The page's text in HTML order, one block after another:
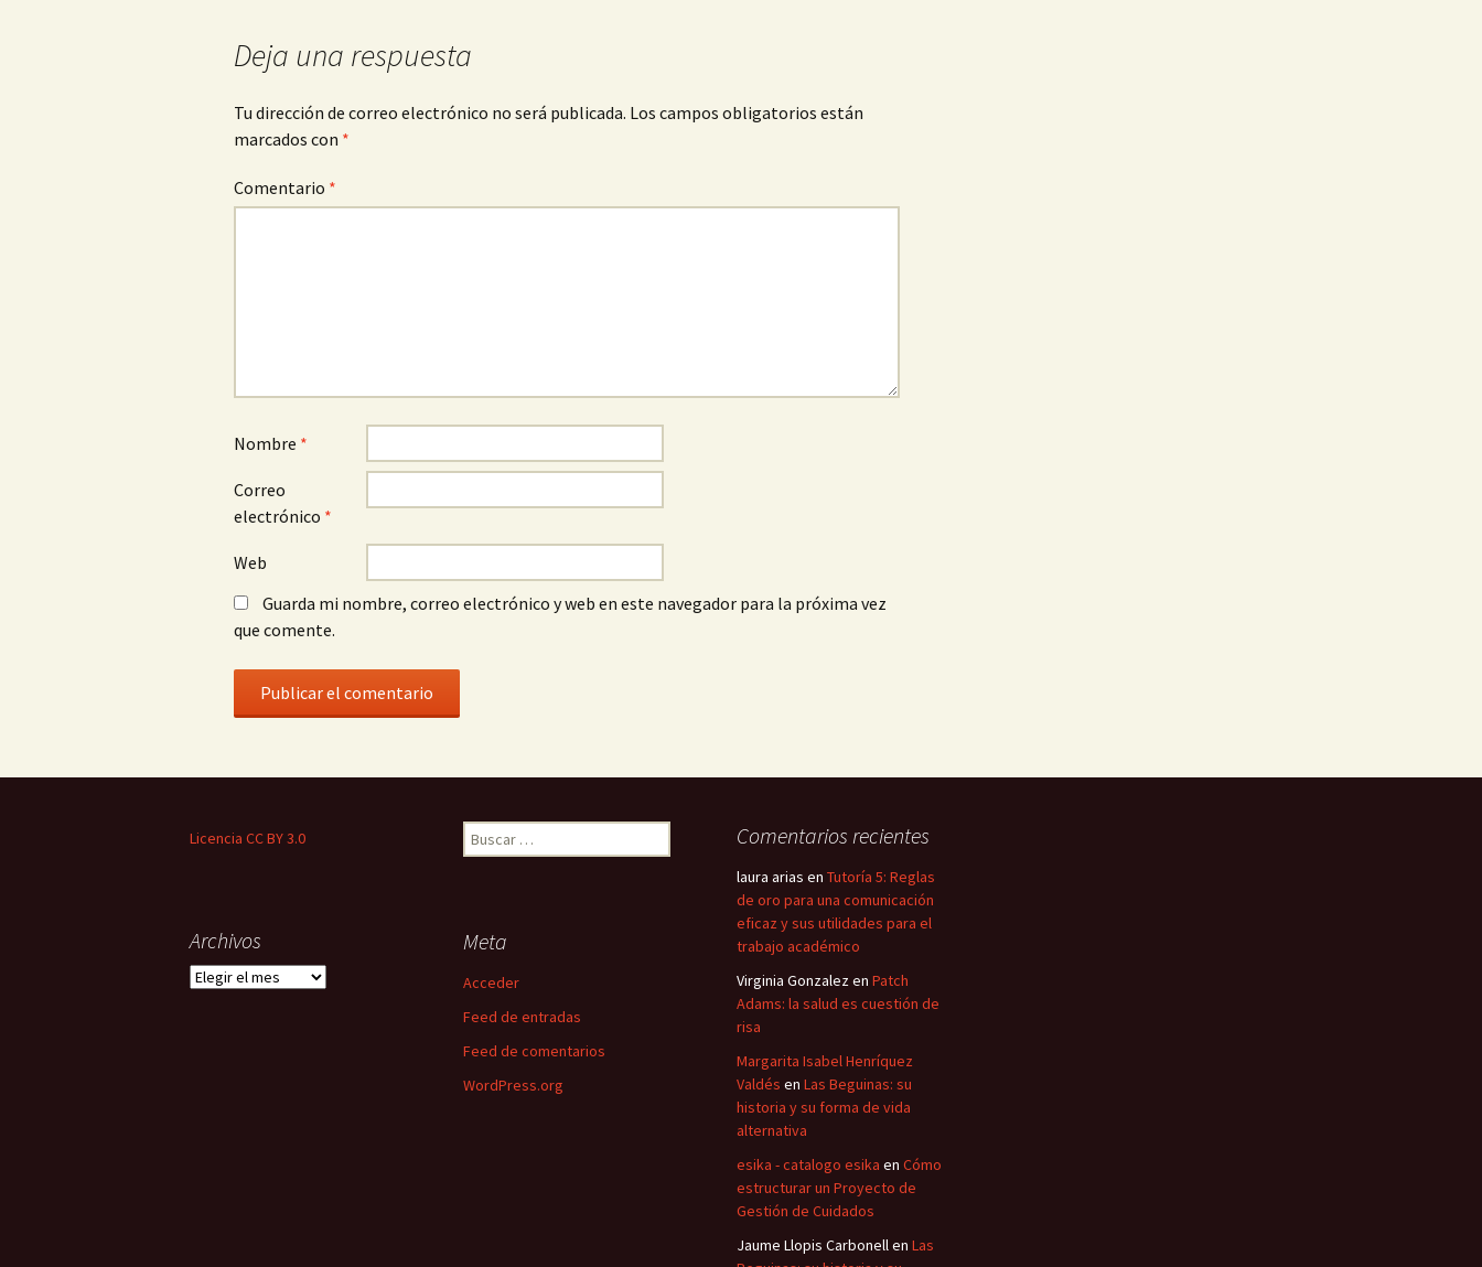
Deja una respuesta
Tu dirección de correo electrónico no será publicada. Los campos obligatorios están
marcados con *
Comentario *
Nombre *
Correo
electrónico *
Web
Guarda mi nombre, correo electrónico y web en este navegador para la próxima vez
que comente.
Licencia CC BY 3.0 Buscar: Comentarios recientes
laura arias en Tutoría 5: Reglas
de oro para una comunicación
eficaz y sus utilidades para el
trabajo académico
Virginia Gonzalez en Patch
Adams: la salud es cuestión de
risa
Margarita Isabel Henríquez
Valdés en Las Beguinas: su
historia y su forma de vida
alternativa
esika - catalogo esika en Cómo
estructurar un Proyecto de
Gestión de Cuidados
Jaume Llopis Carbonell en Las
Archivos
Archivos
Meta
Acceder
Feed de entradas
Feed de comentarios
WordPress.org